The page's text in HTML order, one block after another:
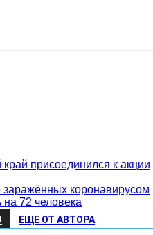
край присоединился к акции
заражённых коронавирусом
на 72 человека
ЕЩЕ ОТ АВТОРА